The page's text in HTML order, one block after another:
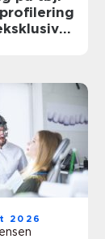
2026